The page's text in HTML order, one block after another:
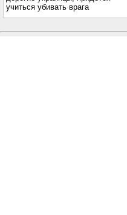
учиться убивать врага